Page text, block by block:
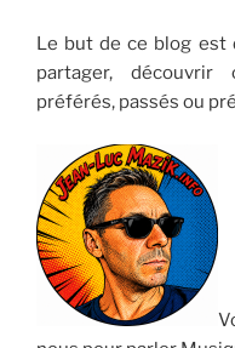
Le but de ce blog est
partager,
préférés, passés ou